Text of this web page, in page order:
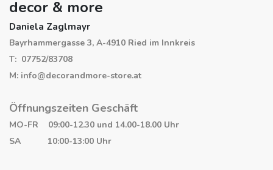
decor & more
Daniela Zaglmayr
Bayrhammergasse 3, A-4910 Ried im Innkreis
T: 07752/83708
M: info@decorandmore-store.at
Öffnungszeiten Geschäft
MO-FR 09:00-12.30 und 14.00-18.00 Uhr
SA 10:00-13:00 Uhr